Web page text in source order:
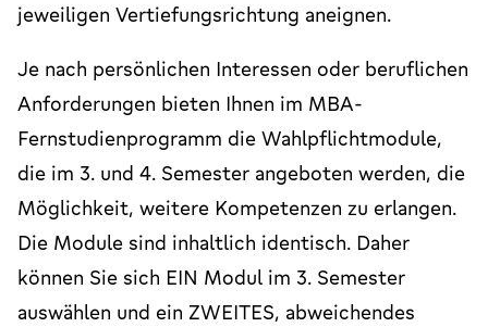
jeweiligen Vertiefungsrichtung aneignen.
Je nach persönlichen Interessen oder beruflichen
Anforderungen bieten Ihnen im MBA-
Fernstudienprogramm die Wahlpflichtmodule,
die im 3. und 4. Semester angeboten werden, die
Möglichkeit, weitere Kompetenzen zu erlangen.
Die Module sind inhaltlich identisch. Daher
können Sie sich EIN Modul im 3. Semester
auswählen und ein ZWEITES, abweichendes